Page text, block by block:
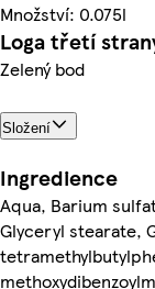
Množství: 0.075l
Loga třetí
Zelený bod
Složení
Ingredience
Aqua, Barium
Glyceryl stearate,